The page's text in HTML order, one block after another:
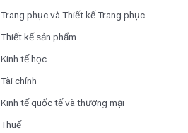
Trang phục và Thiết kế Trang phục
Thiết kế sản phẩm
Kinh tế học
Tài chính
Kinh tế quốc tế và thương mại
Thuế